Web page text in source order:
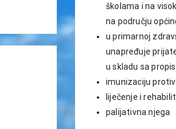
školama i na
na području
u primarnoj
unapređuje
u skladu sa
imunizaciju
liječenje i
palijativna njega